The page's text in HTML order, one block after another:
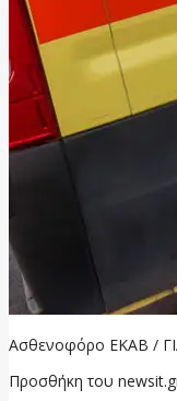
Ασθενοφόρο ΕΚΑΒ /
Προσθήκη του